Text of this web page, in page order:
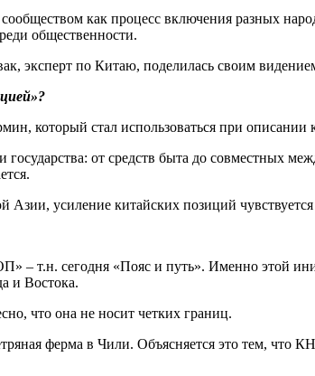
как процесс включения разных
общественности.
по Китаю, поделилась своим
который стал использоваться при описании
от средств быта до совместных
усиление китайских позиций чувствуется
т.н. сегодня «Пояс и путь». Именно этой
и Востока.
что она не носит четких границ.
ферма в Чили. Объясняется это тем, что